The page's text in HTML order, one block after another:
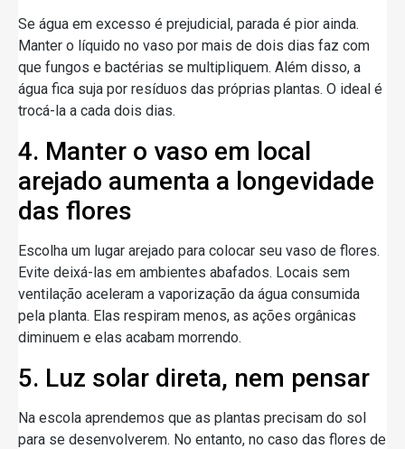
Se água em excesso é prejudicial, parada é pior ainda.
Manter o líquido no vaso por mais de dois dias faz com
que fungos e bactérias se multipliquem. Além disso, a
água fica suja por resíduos das próprias plantas. O ideal é
trocá-la a cada dois dias.
4. Manter o vaso em local
arejado aumenta a longevidade
das flores
Escolha um lugar arejado para colocar seu vaso de flores.
Evite deixá-las em ambientes abafados. Locais sem
ventilação aceleram a vaporização da água consumida
pela planta. Elas respiram menos, as ações orgânicas
diminuem e elas acabam morrendo.
5. Luz solar direta, nem pensar
Na escola aprendemos que as plantas precisam do sol
para se desenvolverem. No entanto, no caso das flores de